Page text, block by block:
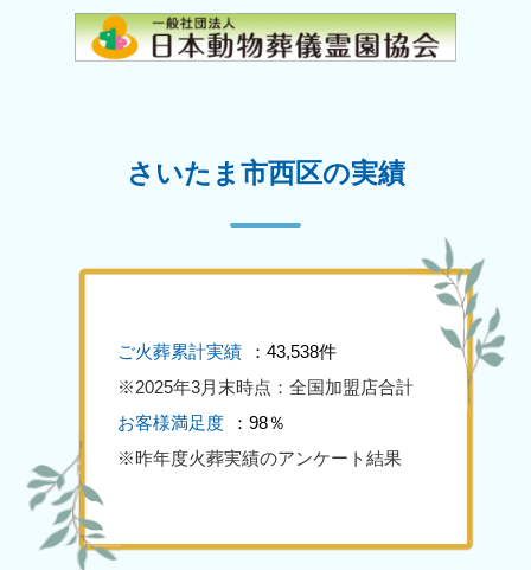
さいたま市西区の実績
ご火葬累計実績
：43,538件
※2025年3月末時点：全国加盟店合計
お客様満足度
：98％
※昨年度火葬実績のアンケート結果